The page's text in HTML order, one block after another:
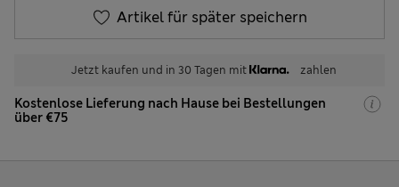
Artikel für später speichern
Jetzt kaufen und in 30 Tagen mit zahlen
Kostenlose Lieferung nach Hause bei Bestellungen
über €75